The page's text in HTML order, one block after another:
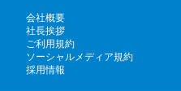
会社概要
社長挨拶
ご利用規約
ソーシャルメディア規約
採用情報